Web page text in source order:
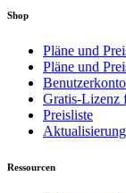
Shop
Pläne und
Pläne und
Benutzerkonto
Gratis-Lizenz
Preisliste
Ressourcen